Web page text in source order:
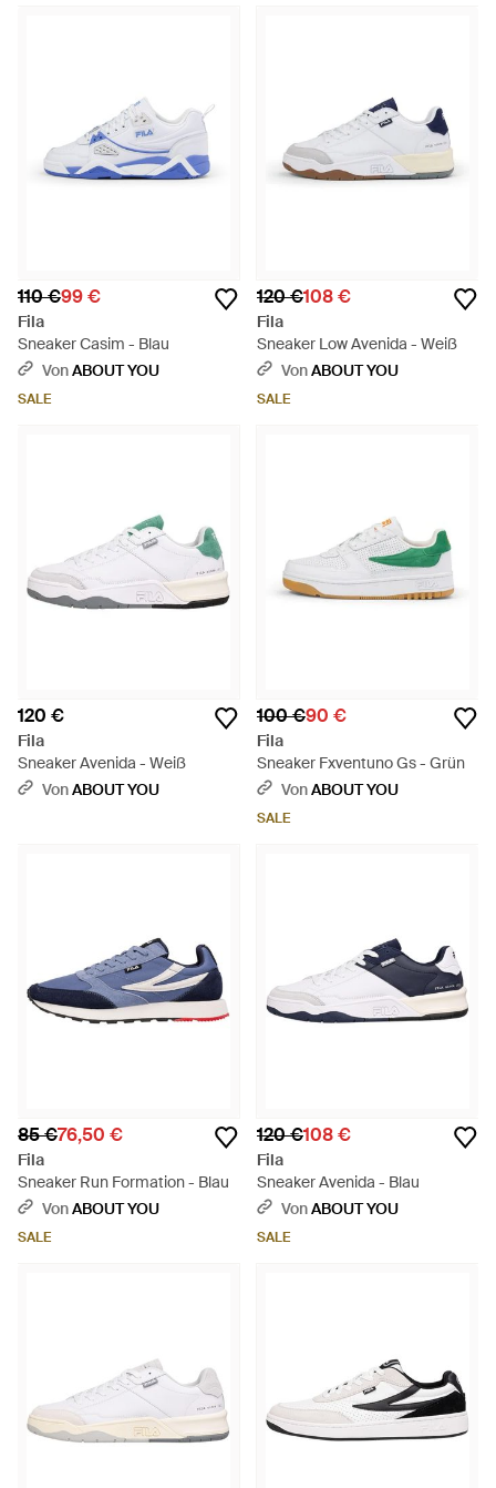
110 €99 €
Fila
Sneaker Casim - Blau
VonABOUT YOU
SALE
120 €108 €
Fila
Sneaker Low Avenida - Weiß
VonABOUT YOU
SALE
120 €
Fila
Sneaker Avenida - Weiß
VonABOUT YOU
100 €90 €
Fila
Sneaker Fxventuno Gs - Grün
VonABOUT YOU
SALE
85 €76,50 €
Fila
Sneaker Run Formation - Blau
VonABOUT YOU
SALE
120 €108 €
Fila
Sneaker Avenida - Blau
VonABOUT YOU
SALE